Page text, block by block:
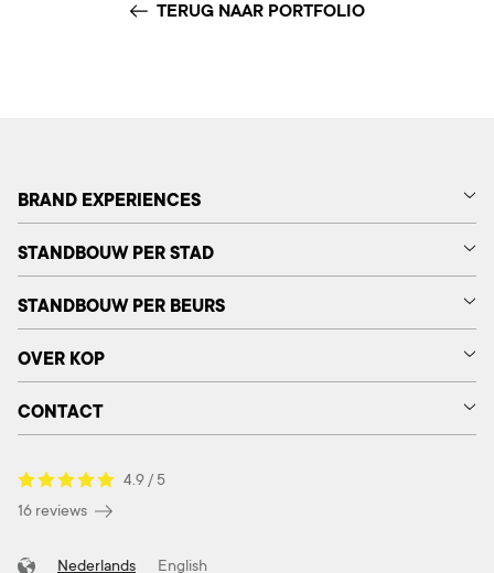
TERUG NAAR PORTFOLIO
BRAND EXPERIENCES
STANDBOUW PER STAD
STANDBOUW PER BEURS
OVER KOP
CONTACT
4.9 / 5
16 reviews
Nederlands English